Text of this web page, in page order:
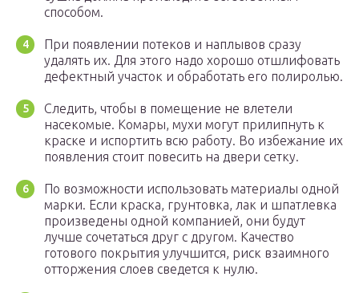
способом.
При появлении потеков и наплывов сразу
удалять их. Для этого надо хорошо отшлифовать
дефектный участок и обработать его полиролью.
Следить, чтобы в помещение не влетели
насекомые. Комары, мухи могут прилипнуть к
краске и испортить всю работу. Во избежание их
появления стоит повесить на двери сетку.
По возможности использовать материалы одной
марки. Если краска, грунтовка, лак и шпатлевка
произведены одной компанией, они будут
лучше сочетаться друг с другом. Качество
готового покрытия улучшится, риск взаимного
отторжения слоев сведется к нулю.